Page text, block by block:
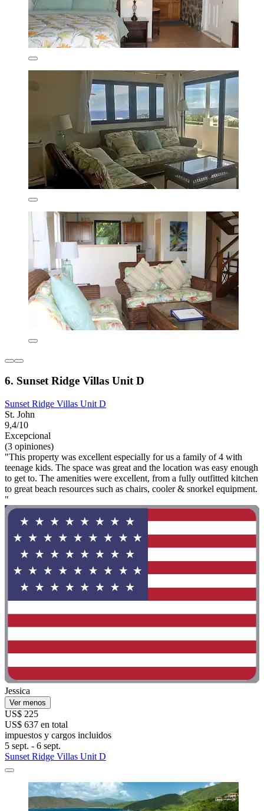
6. Sunset Ridge Villas Unit D
Sunset Ridge Villas Unit D
St. John
9,4/10
Excepcional
(3 opiniones)
"This property was excellent especially for us a family of 4 with
teenage kids. The space was great and the location was easy enough
to get to. The amenities were excellent, from a fully outfitted kitchen
to great beach resources such as chairs, cooler & snorkel equipment.
"
Jessica
Ver menos
US$ 225
US$ 637 en total
impuestos y cargos incluidos
5 sept. - 6 sept.
Sunset Ridge Villas Unit D